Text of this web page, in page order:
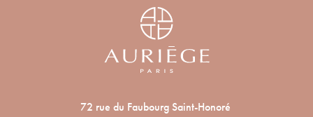
ANNULER
72 rue du Faubourg Saint-Honoré
JE M’INSCRIS
En renseignant votre adresse e-mail, vous acceptez de recevoir des